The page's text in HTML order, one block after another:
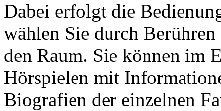
Dabei erfolgt die
wählen Sie durch
den Raum. Sie können im
Hörspielen mit
Biografien der einzelnen